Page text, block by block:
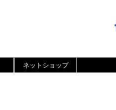
ネットショップ